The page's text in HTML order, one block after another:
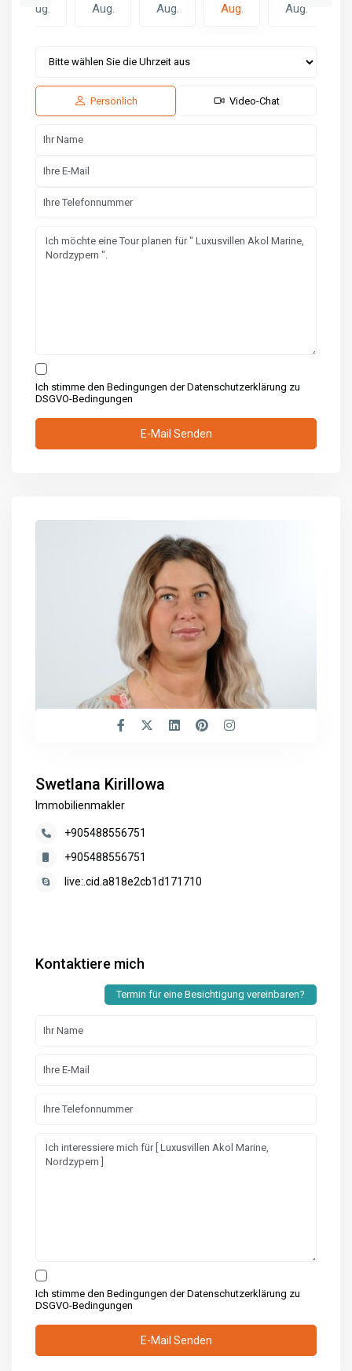
Aug. Aug. Aug. Aug. Aug.
Fr.
Aug.
Sa.
Persönlich Video-Chat
Ich stimme den Bedingungen der Datenschutzerklärung zu
DSGVO-Bedingungen
Swetlana Kirillowa
Immobilienmakler
+905488556751
+905488556751
live:.cid.a818e2cb1d171710
Kontaktiere mich
Termin für eine Besichtigung vereinbaren?
Ich stimme den Bedingungen der Datenschutzerklärung zu
DSGVO-Bedingungen